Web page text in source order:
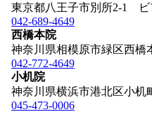
東京都八王子市別所2-1 ビ
042-689-4649
西橋本院
神奈川県相模原市緑区西
042-772-4649
小机院
神奈川県横浜市港北区小机
045-473-0006